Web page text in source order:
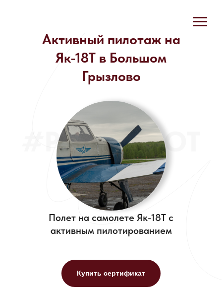
#POLETPILOT
Активный пилотаж на
Як-18Т в Большом
Грызлово
Полет на самолете Як-18Т с
активным пилотированием
Купить сертификат